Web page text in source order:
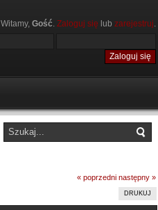
Witamy, Gość. Zaloguj się lub zarejestruj.
« poprzedni następny »
DRUKUJ